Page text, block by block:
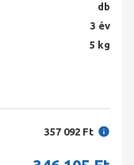
db
3 év
5 kg
357 092 Ft